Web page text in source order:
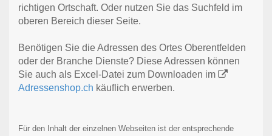
richtigen Ortschaft. Oder nutzen Sie das Suchfeld im
oberen Bereich dieser Seite.
Benötigen Sie die Adressen des Ortes Oberentfelden
oder der Branche Dienste? Diese Adressen können
Sie auch als Excel-Datei zum Downloaden im
Adressenshop.ch käuflich erwerben.
Für den Inhalt der einzelnen Webseiten ist der entsprechende